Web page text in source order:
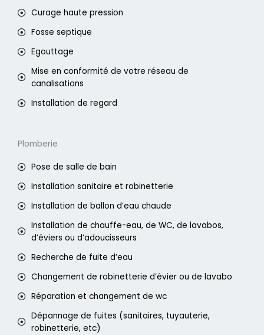
Curage haute pression
Fosse septique
Egouttage
Mise en conformité de votre réseau de
canalisations
Installation de regard
Plomberie
Pose de salle de bain
Installation sanitaire et robinetterie
Installation de ballon d’eau chaude
Installation de chauffe-eau, de WC, de lavabos,
d’éviers ou d’adoucisseurs
Recherche de fuite d’eau
Changement de robinetterie d’évier ou de lavabo
Réparation et changement de wc
Dépannage de fuites (sanitaires, tuyauterie,
robinetterie, etc)